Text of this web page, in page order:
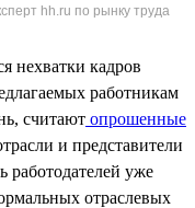
hh.ru по рынку труда
нехватки кадров
работникам
считают опрошенные
и представители
уже
отраслевых